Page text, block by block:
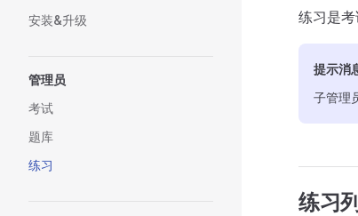
安装&升级
管理员
考试
题库
练习
练习是
提示消
子管理
练习